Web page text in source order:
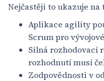
Nejčastěji to ukazuje
Aplikace agility
Scrum pro
Silná rozhodovací
rozhodnutí musí
Zodpovědnosti v